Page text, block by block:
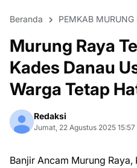
Beranda PEMKAB MURUNG
Murung Raya
Kades Danau
Warga Tetap
Redaksi
Jumat, 22 Agustus 2025 15:57
Banjir Ancam Murung